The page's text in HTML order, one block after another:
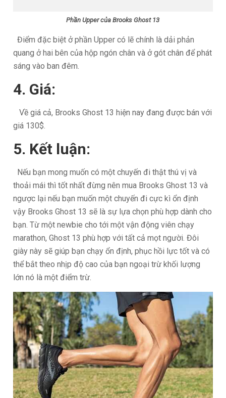
Phần Upper của Brooks Ghost 13
Điểm đặc biệt ở phần Upper có lẽ chính là dải phản
quang ở hai bên của hộp ngón chân và ở gót chân để phát
sáng vào ban đêm.
4. Giá:
Về giá cả, Brooks Ghost 13 hiện nay đang được bán với
giá 130$.
5. Kết luận:
Nếu bạn mong muốn có một chuyến đi thật thú vị và
thoải mái thì tốt nhất đừng nên mua Brooks Ghost 13 và
ngược lại nếu bạn muốn một chuyến đi cực kì ổn định
vậy Brooks Ghost 13 sẽ là sự lựa chọn phù hợp dành cho
bạn. Từ một newbie cho tới một vận động viên chạy
marathon, Ghost 13 phù hợp với tất cả mọt người. Đôi
giày này sẽ giúp bạn chạy ổn định, phục hồi lực tốt và có
thể bắt theo nhịp độ cao của bạn ngoại trừ khối lượng
lớn nó là một điểm trừ.